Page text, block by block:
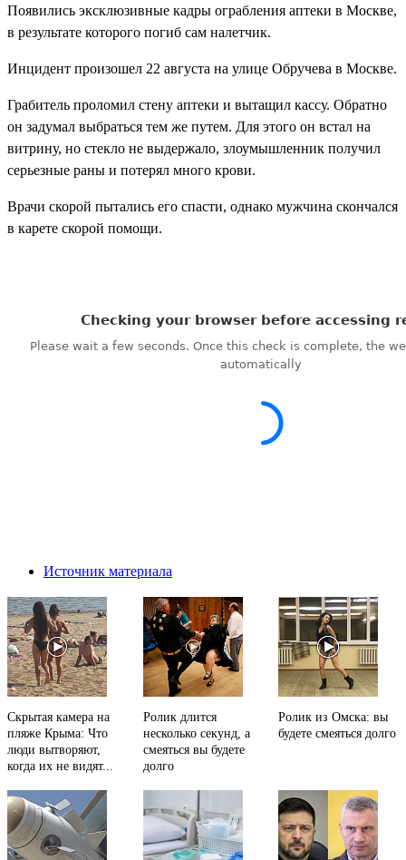
Появились эксклюзивные кадры ограбления аптеки в Москве,
в результате которого погиб сам налетчик.
Инцидент произошел 22 августа на улице Обручева в Москве.
Грабитель проломил стену аптеки и вытащил кассу. Обратно
он задумал выбраться тем же путем. Для этого он встал на
витрину, но стекло не выдержало, злоумышленник получил
серьезные раны и потерял много крови.
Врачи скорой пытались его спасти, однако мужчина скончался
в карете скорой помощи.
Источник материала
Скрытая камера на
пляже Крыма: Что
люди вытворяют,
когда их не видят...
Ролик длится
несколько секунд, а
смеяться вы будете
долго
Ролик из Омска: вы
будете смеяться долго